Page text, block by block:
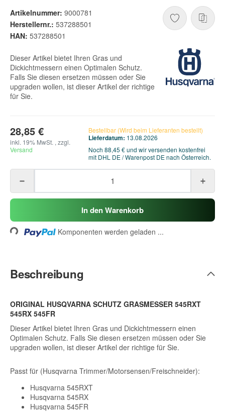
Artikelnummer: 9000781
Herstellernr.: 537288501
HAN: 537288501
Dieser Artikel bietet Ihren Gras und
Dickichtmessern einen Optimalen Schutz.
Falls Sie diesen ersetzen müssen oder Sie
upgraden wollen, ist dieser Artikel der richtige
für Sie.
28,85 €
inkl. 19% MwSt. , zzgl.
Versand
Bestellbar (Wird beim Lieferanten bestellt)
Lieferdatum: 13.08.2026
Noch 88,45 € und wir versenden kostenfrei
mit DHL DE / Warenpost DE nach Österreich.
In den Warenkorb
Loading... Komponenten werden geladen ...
Beschreibung
ORIGINAL HUSQVARNA SCHUTZ GRASMESSER 545RXT
545RX 545FR
Dieser Artikel bietet Ihren Gras und Dickichtmessern einen
Optimalen Schutz. Falls Sie diesen ersetzen müssen oder Sie
upgraden wollen, ist dieser Artikel der richtige für Sie.
Passt für (Husqvarna Trimmer/Motorsensen/Freischneider):
Husqvarna 545RXT
Husqvarna 545RX
Husqvarna 545FR